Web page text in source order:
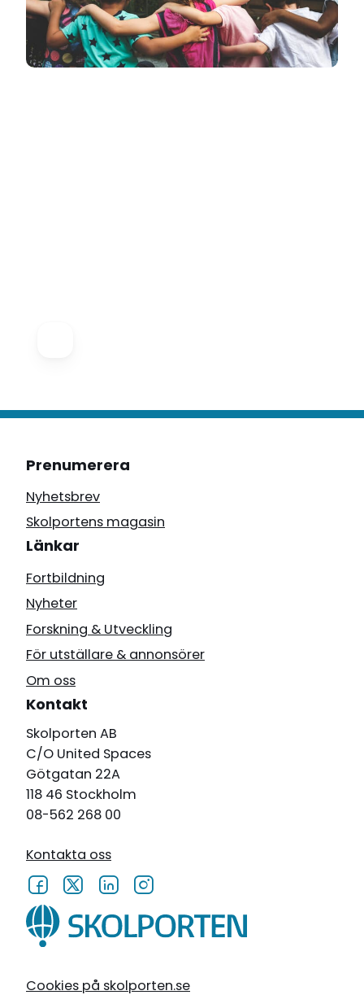
Cookies på skolporten.se
Prenumerera
Nyhetsbrev
Skolportens magasin
Länkar
Fortbildning
Nyheter
Forskning & Utveckling
För utställare & annonsörer
Om oss
Kontakt
Skolporten AB
C/O United Spaces
Götgatan 22A
118 46 Stockholm
08-562 268 00
Kontakta oss